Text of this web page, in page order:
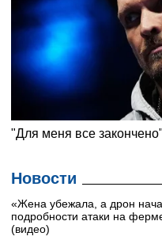
Новости
«Жена убежала, а дрон
подробности атаки на
(видео)